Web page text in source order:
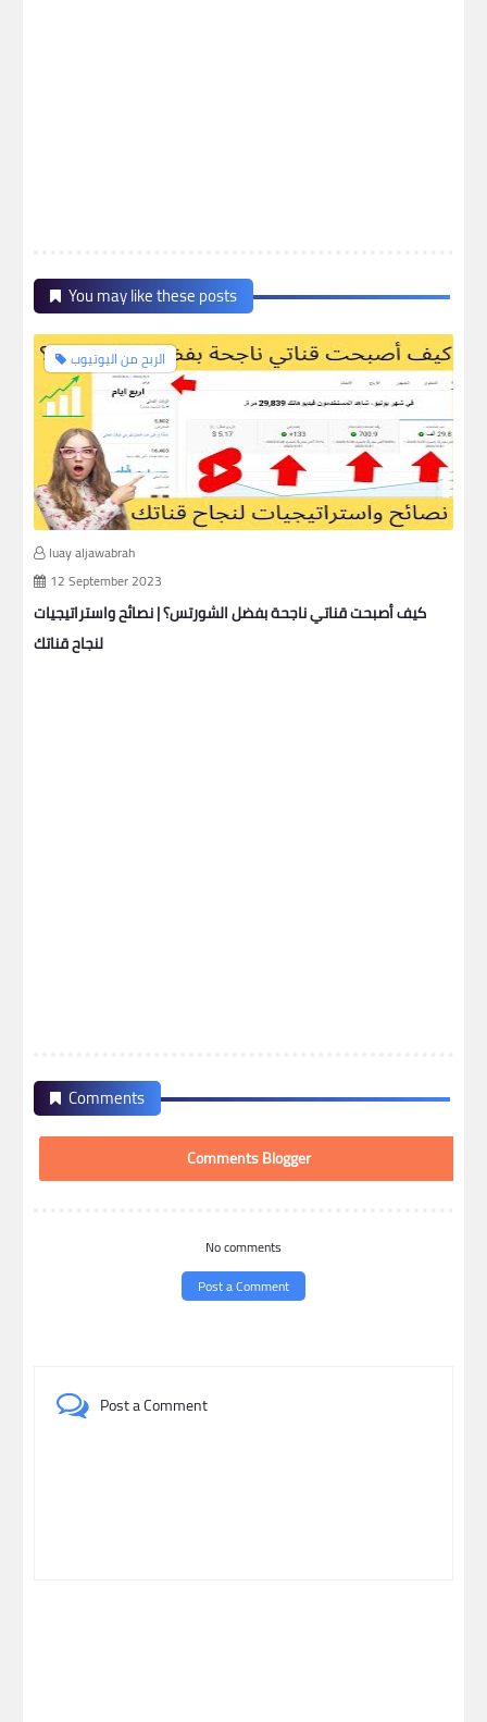
You may like these posts
الربح من اليوتيوب
luay aljawabrah
12 September 2023
كيف أصبحت قناتي ناجحة بفضل الشورتس؟ | نصائح واستراتيجيات
لنجاح قناتك
Comments
Comments Blogger
No comments
Post a Comment
Post a Comment